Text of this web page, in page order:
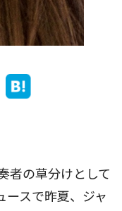
者の草分けとして
ースで昨夏、ジャ